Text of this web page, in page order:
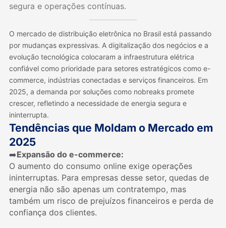
segura e operações contínuas.
O mercado de distribuição eletrônica no Brasil está passando
por mudanças expressivas. A digitalização dos negócios e a
evolução tecnológica colocaram a infraestrutura elétrica
confiável como prioridade para setores estratégicos como e-
commerce, indústrias conectadas e serviços financeiros. Em
2025, a demanda por soluções como nobreaks promete
crescer, refletindo a necessidade de energia segura e
ininterrupta.
Tendências que Moldam o Mercado em
2025
➡Expansão do e-commerce:
O aumento do consumo online exige operações
ininterruptas. Para empresas desse setor, quedas de
energia não são apenas um contratempo, mas
também um risco de prejuízos financeiros e perda de
confiança dos clientes.